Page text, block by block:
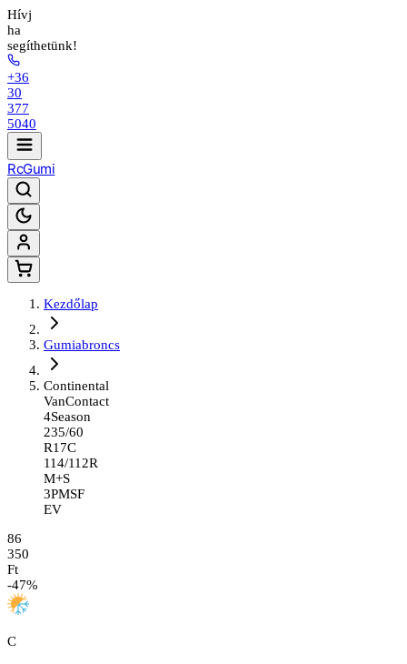
Hívj
ha
segíthetünk!
+36
30
377
5040
RcGumi
Kezdőlap
Gumiabroncs
Continental
VanContact
4Season
235/60
R17C
114/112R
M+S
3PMSF
EV
86
350
Ft
-47%
C